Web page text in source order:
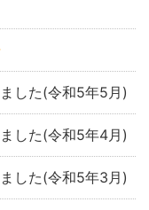
した(令和5年5月)
した(令和5年4月)
した(令和5年3月)